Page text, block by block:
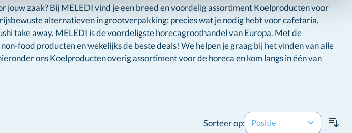
jouw zaak? Bij MELEDI vind je een breed en voordelig assortiment Koelproducten voor
alternatieven in grootverpakking: precies wat je nodig hebt voor cafetaria,
take away. MELEDI is de voordeligste horecagroothandel van Europa. Met de
food producten en wekelijks de beste deals! We helpen je graag bij het vinden van alle
ons Koelproducten overig assortiment voor de horeca en kom langs in één van
Sorteer op: